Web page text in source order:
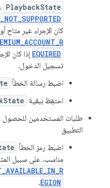
PlaybackState
كان الإجراء غير متاح أو
EQUIRED إذا كان
تسجيل الدخول.
اضبط رسالة الخطأ
احتفِظ ببقية
طلبات المستخدمين
التطبيق
اضبط رمز الخطأ
مناسب. على سبيل
EGION
.